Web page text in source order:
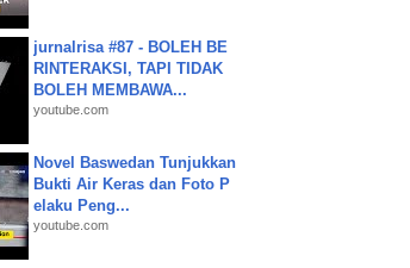
jurnalrisa #87 - BOLEH BE
RINTERAKSI, TAPI TIDAK
BOLEH MEMBAWA...
youtube.com
Novel Baswedan Tunjukkan
Bukti Air Keras dan Foto P
elaku Peng...
youtube.com